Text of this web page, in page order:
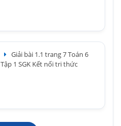
Giải bài 1.1 trang 7 Toán 6
Tập 1 SGK Kết nối tri thức